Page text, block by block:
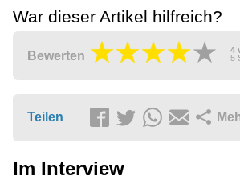
War dieser Artikel hilfreich?
Bewerten 4
5
Teilen
Im Interview